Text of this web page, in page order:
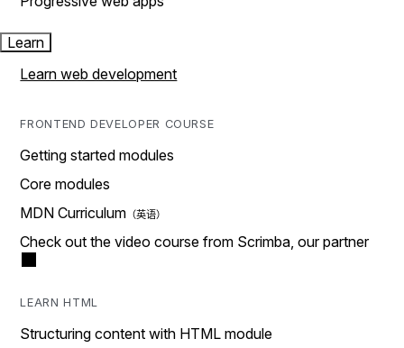
Learn
Learn web development
FRONTEND DEVELOPER COURSE
Getting started modules
Core modules
MDN Curriculum
Check out the video course from Scrimba, our partner
LEARN HTML
Structuring content with HTML module